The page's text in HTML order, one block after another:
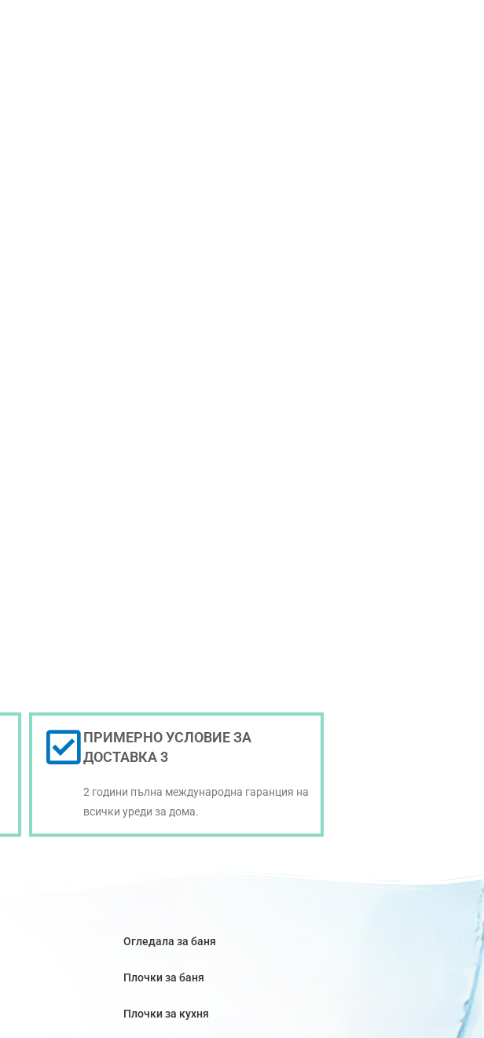
ПРИМЕРНО УСЛОВИЕ ЗА
ДОСТАВКА 3
2 години пълна международна гаранция на
всички уреди за дома.
Огледала за баня
Плочки за баня
Плочки за кухня